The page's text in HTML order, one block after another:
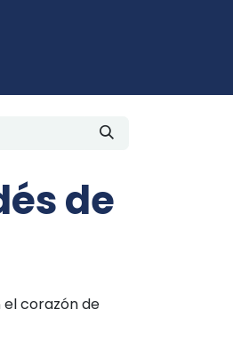
de
el corazón de